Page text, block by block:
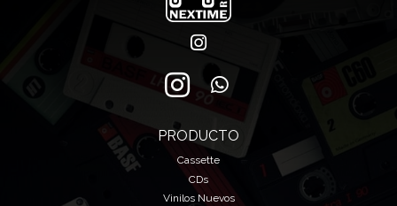
PRODUCTO
Cassette
CDs
Vinilos Nuevos